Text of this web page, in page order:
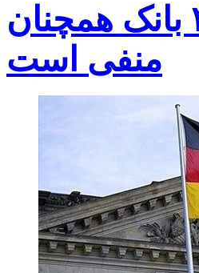
ناترازی بانک‌ها به کجا رسید؟ عملکرد ۴ بانک همچنان
منفی است